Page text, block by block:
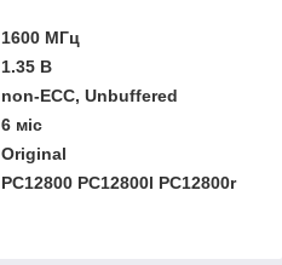
1600 МГц
1.35 В
non-ECC, Unbuffered
6 міс
Original
PC12800 PC12800l PC12800r